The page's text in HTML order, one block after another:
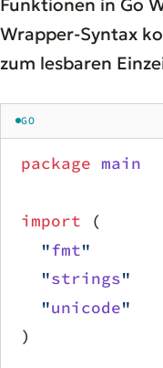
Funktionen in Go
Wrapper-Syntax
zum lesbaren
GO
package main
import (
	"
fmt"
	"
strings"
	"
unicode"
)